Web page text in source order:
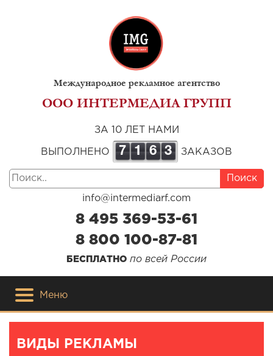
Международное рекламное агентство
ООО ИНТЕРМЕДИА ГРУПП
ЗА 10 ЛЕТ НАМИ
ВЫПОЛНЕНО 7 1 6 3 ЗАКАЗОВ
Поиск
info@intermediarf.com
8 495 369-53-61
8 800 100-87-81
БЕСПЛАТНО по всей России
Меню
ВИДЫ РЕКЛАМЫ